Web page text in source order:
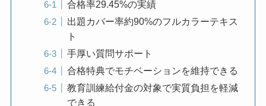
合格率29.45%の実績
出題カバー率約90%のフルカラーテキス
ト
手厚い質問サポート
合格特典でモチベーションを維持できる
教育訓練給付金の対象で実質負担を軽減
できる